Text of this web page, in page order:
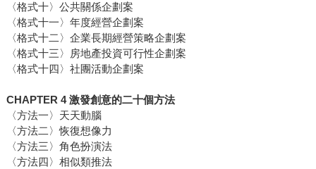
〈格式十〉公共關係企劃案
〈格式十一〉年度經營企劃案
〈格式十二〉企業長期經營策略企劃案
〈格式十三〉房地產投資可行性企劃案
〈格式十四〉社團活動企劃案
CHAPTER 4 激發創意的二十個方法
〈方法一〉天天動腦
〈方法二〉恢復想像力
〈方法三〉角色扮演法
〈方法四〉相似類推法